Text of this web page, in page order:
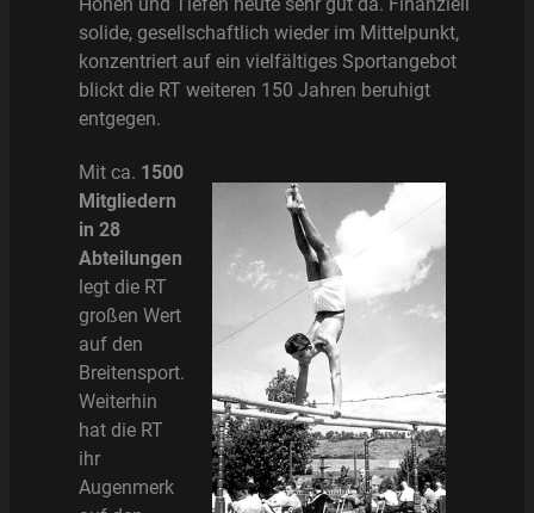
solide, gesellschaftlich wieder im Mittelpunkt,
konzentriert auf ein vielfältiges Sportangebot
blickt die RT weiteren 150 Jahren beruhigt
entgegen.
Mit ca. 1500
Mitgliedern
in 28
Abteilungen
legt die RT
großen Wert
auf den
Breitensport.
Weiterhin
hat die RT
ihr
Augenmerk